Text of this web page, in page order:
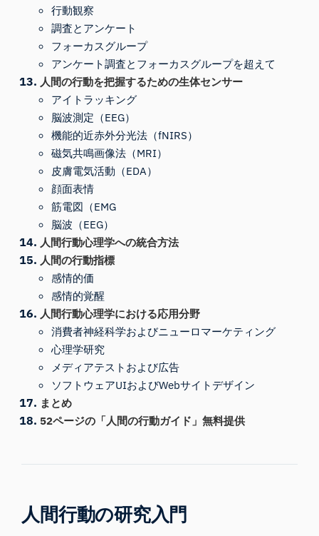
行動観察
調査とアンケート
フォーカスグループ
アンケート調査とフォーカスグループを超えて
人間の行動を把握するための生体センサー
アイトラッキング
脳波測定（EEG）
機能的近赤外分光法（fNIRS）
磁気共鳴画像法（MRI）
皮膚電気活動（EDA）
顔面表情
筋電図（EMG
脳波（EEG）
人間行動心理学への統合方法
人間の行動指標
感情的価
感情的覚醒
人間行動心理学における応用分野
消費者神経科学およびニューロマーケティング
心理学研究
メディアテストおよび広告
ソフトウェアUIおよびWebサイトデザイン
まとめ
52ページの「人間の行動ガイド」無料提供
人間行動の研究入門